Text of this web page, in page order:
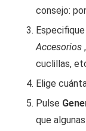
consejo:
Accesorios
cuclillas,
Elige
Pulse
que